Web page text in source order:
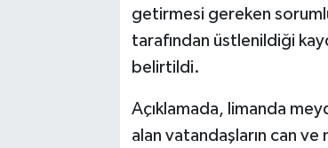
getirmesi gereken
tarafından üstlenildiği
belirtildi.
Açıklamada, limanda
alan vatandaşların can